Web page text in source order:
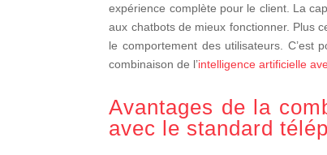
expérience complète pour le client. La
aux chatbots de mieux fonctionner. Plus
le comportement des utilisateurs. C’est
combinaison de l’intelligence artificielle
Avantages de la
avec le standard